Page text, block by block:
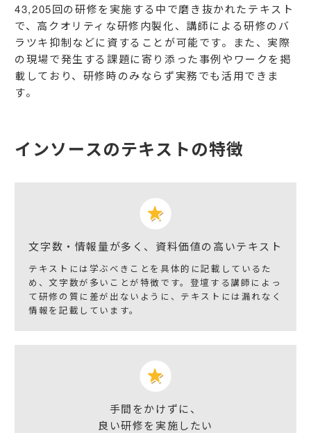
43,205回の研修を実施する中で磨き抜かれたテキスト
で、高クオリティな研修内製化、講師による研修のバ
ラツキ抑制などに資することが可能です。また、実際
の現場で発生する課題に寄り添った事例やワークを掲
載しており、研修時のみならず実務でも活用できま
す。
インソースのテキストの特徴
文字数・情報量が多く、資料価値の高いテキスト
テキストには学ぶべきことを具体的に記載しているた
め、文字数が多いことが特徴です。登壇する講師によっ
て研修の質に差が出ないように、テキストには漏れなく
情報を記載しています。
手間をかけずに、
良い研修を実施したい